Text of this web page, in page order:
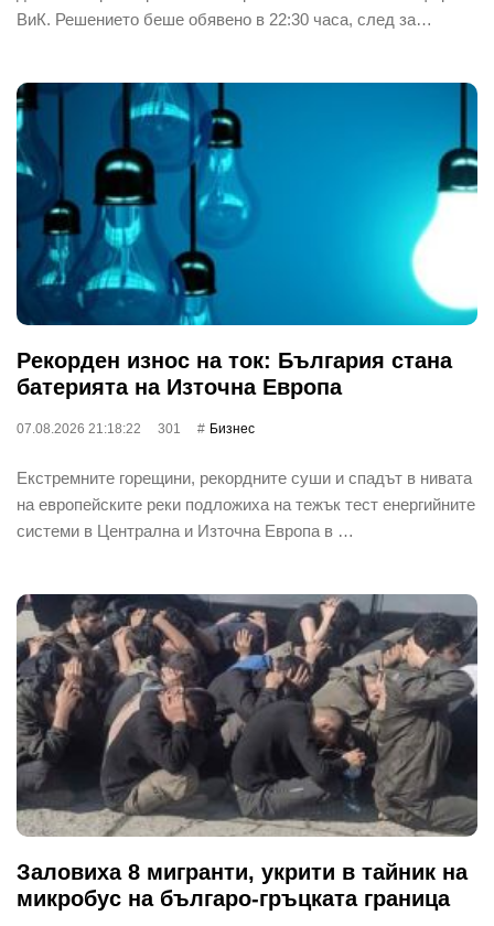
ВиК. Решението беше обявено в 22:30 часа, след за…
Рекорден износ на ток: България стана
батерията на Източна Европа
07.08.2026 21:18:22 301 Бизнес
Екстремните горещини, рекордните суши и спадът в нивата
на европейските реки подложиха на тежък тест енергийните
системи в Централна и Източна Европа в …
Заловиха 8 мигранти, укрити в тайник на
микробус на българо-гръцката граница